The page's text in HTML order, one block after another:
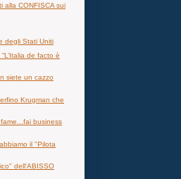
alla CONFISCA sui
degli Stati Uniti
de facto è
siete un cazzo
Krugman che
business
il "Pilota
dell'ABISSO